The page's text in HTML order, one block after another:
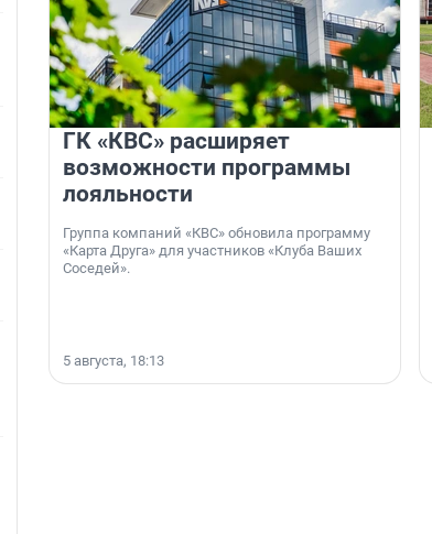
ГК «КВС» расширяет
возможности программы
лояльности
Группа компаний «КВС» обновила программу
«Карта Друга» для участников «Клуба Ваших
Соседей».
5 августа, 18:13